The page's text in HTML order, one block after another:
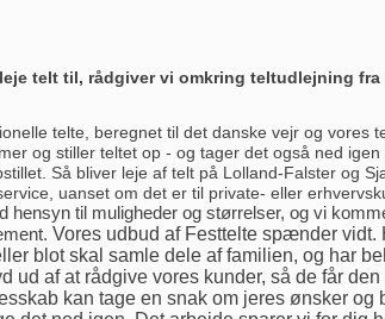
telt til, rådgiver vi omkring teltudlejning
telte, beregnet til det danske vejr og vores
og stiller teltet op - og tager det også ned
Så bliver leje af telt på Lolland-Falster og
uanset om det er til private- eller
hensyn til muligheder og størrelser, og vi
Vores udbud af Festtelte spænder vidt.
blot skal samle dele af familien, og har
ud af at rådgive vores kunder, så de får
kan tage en snak om jeres ønsker